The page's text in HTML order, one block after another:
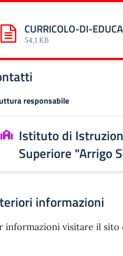
Scarica: CURRICOLO-DI-
CURRICOLO-DI-
54,1 KB
responsabile
Istituto di
Superiore "Arrigo
informazioni
informazioni visitare il